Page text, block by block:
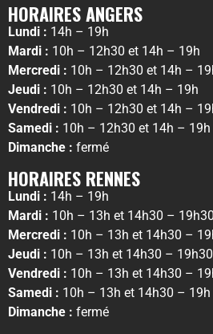
HORAIRES ANGERS
Lundi : 14h – 19h
Mardi : 10h – 12h30 et 14h – 19h
Mercredi : 10h – 12h30 et 14h –
Jeudi : 10h – 12h30 et 14h – 19h
Vendredi : 10h – 12h30 et 14h –
Samedi : 10h – 12h30 et 14h – 19h
Dimanche : fermé
HORAIRES RENNES
Lundi : 14h – 19h
Mardi : 10h – 13h et 14h30 – 19h30
Mercredi : 10h – 13h et 14h30 –
Jeudi : 10h – 13h et 14h30 – 19h30
Vendredi : 10h – 13h et 14h30 –
Samedi : 10h – 13h et 14h30 – 19h
Dimanche : fermé